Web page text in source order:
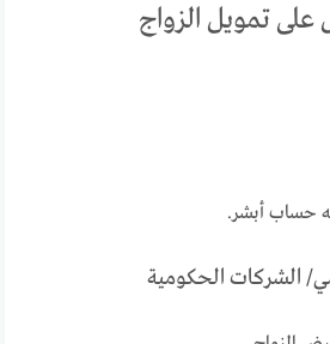
تمويل الزواج
حساب أبشر.
الشركات الحكومية